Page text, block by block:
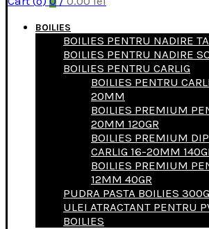
BOILIES
BOILIES PENTRU NADIRE
BOILIES PENTRU NADIRE
BOILIES PENTRU CARLIG
BOILIES PENTRU
20MM
BOILIES PREMIUM
20MM 120GR
BOILIES PREMIUM
CARLIG 16-20MM
BOILIES PREMIUM
12MM 40GR
PUDRA PASTA BOILIES
ULEI ATRACTANT PENTRU
BOILIES